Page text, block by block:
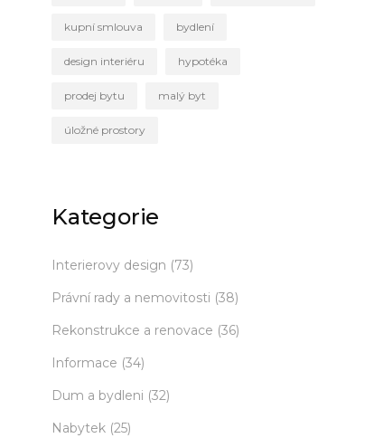
kupní smlouva bydlení
design interiéru hypotéka
prodej bytu malý byt
úložné prostory
Kategorie
Interierovy design (73)
Právní rady a nemovitosti (38)
Rekonstrukce a renovace (36)
Informace (34)
Dum a bydleni (32)
Nabytek (25)